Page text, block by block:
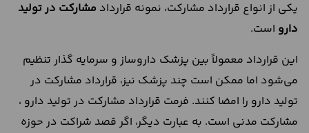
یکی از انواع قرارداد مشارکت، نمونه قرارداد مشارکت در تولید
دارو است.
این قرارداد معمولاً بین پزشک داروساز و سرمایه گذار تنظیم
می‌شود اما ممکن است چند پزشک نیز، قرارداد مشارکت در
تولید دارو را امضا کنند. فرمت قرارداد مشارکت در تولید دارو ،
مشارکت مدنی است. به عبارت دیگر، اگر قصد شراکت در حوزه